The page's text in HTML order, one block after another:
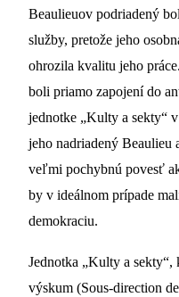
Beaulieuov podriadený
služby, pretože jeho
ohrozila kvalitu jeho
boli priamo zapojení do
jednotke „Kulty a sekty“
jeho nadriadený
veľmi pochybnú povesť
by v ideálnom prípade
demokraciu.
Jednotka „Kulty a
výskum (Sous-direction